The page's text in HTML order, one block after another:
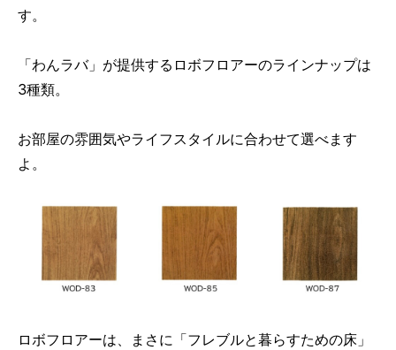
す。
「わんラバ」が提供するロボフロアーのラインナップは
3種類。
お部屋の雰囲気やライフスタイルに合わせて選べます
よ。
ロボフロアーは、まさに「フレブルと暮らすための床」